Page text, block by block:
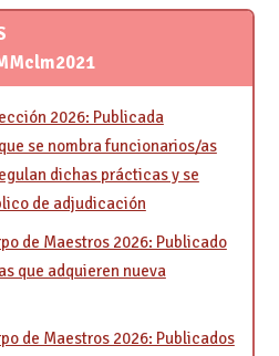
2026: Publicada
se nombra funcionarios/as
dichas prácticas y se
de adjudicación
de Maestros 2026: Publicado
que adquieren nueva
de Maestros 2026: Publicados